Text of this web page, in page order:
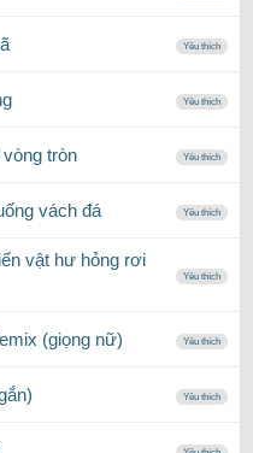
Yêu thích
Yêu thích
tròn Yêu thích
vách đá Yêu thích
vật hư hỏng rơi
Yêu thích
(giọng nữ) Yêu thích
Yêu thích